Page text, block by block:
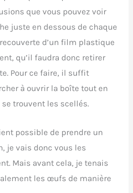
que vous pouvez voir
juste en dessous de chaque
d’un film plastique
qu’il faudra donc retirer
Pour ce faire, il suffit
à ouvrir la boîte tout en
trouvent les scellés.
possible de prendre un
je vais donc vous les
Mais avant cela, je tenais
les œufs de manière